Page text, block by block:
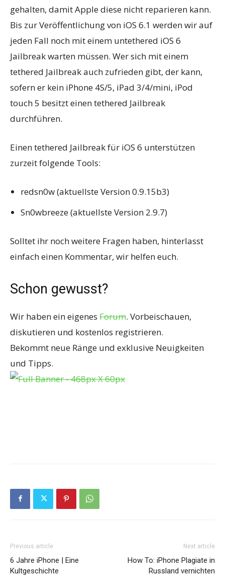
gehalten, damit Apple diese nicht reparieren kann.
Bis zur Veröffentlichung von iOS 6.1 werden wir auf
jeden Fall noch mit einem untethered iOS 6
Jailbreak warten müssen. Wer sich mit einem
tethered Jailbreak auch zufrieden gibt, der kann,
sofern er kein iPhone 4S/5, iPad 3/4/mini, iPod
touch 5 besitzt einen tethered Jailbreak
durchführen.
Einen tethered Jailbreak für iOS 6 unterstützen
zurzeit folgende Tools:
redsn0w (aktuellste Version 0.9.15b3)
Sn0wbreeze (aktuellste Version 2.9.7)
Solltet ihr noch weitere Fragen haben, hinterlasst
einfach einen Kommentar, wir helfen euch.
Schon gewusst?
Wir haben ein eigenes Forum. Vorbeischauen,
diskutieren und kostenlos registrieren.
Bekommt neue Ränge und exklusive Neuigkeiten
und Tipps.
Previous article
6 Jahre iPhone | Eine
Kultgeschichte
Next article
How To: iPhone Plagiate in
Russland vernichten